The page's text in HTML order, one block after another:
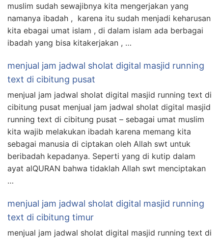
muslim sudah sewajibnya kita mengerjakan yang
namanya ibadah , karena itu sudah menjadi keharusan
kita ebagai umat islam , di dalam islam ada berbagai
ibadah yang bisa kitakerjakan , …
menjual jam jadwal sholat digital masjid running
text di cibitung pusat
menjual jam jadwal sholat digital masjid running text di
cibitung pusat menjual jam jadwal sholat digital masjid
running text di cibitung pusat – sebagai umat muslim
kita wajib melakukan ibadah karena memang kita
sebagai manusia di ciptakan oleh Allah swt untuk
beribadah kepadanya. Seperti yang di kutip dalam
ayat alQURAN bahwa tidaklah Allah swt menciptakan
…
menjual jam jadwal sholat digital masjid running
text di cibitung timur
menjual jam jadwal sholat digital masjid running text di